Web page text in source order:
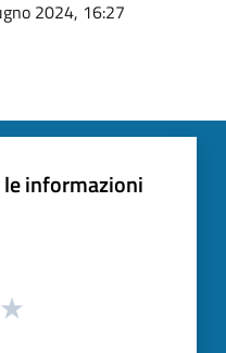
2024, 16:27
informazioni